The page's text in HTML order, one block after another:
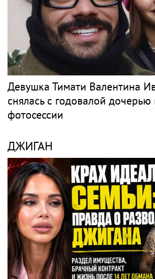
Девушка Тимати Валентина
снялась с годовалой
фотосессии
ДЖИГАН